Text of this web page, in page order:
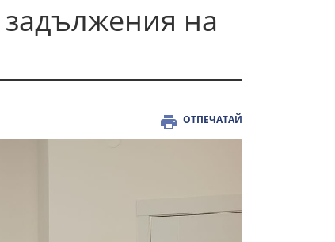
на
ОТПЕЧАТАЙ